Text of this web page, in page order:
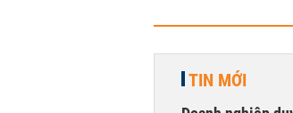
TIN MỚI